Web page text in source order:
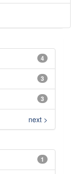
4
3
3
next >
1